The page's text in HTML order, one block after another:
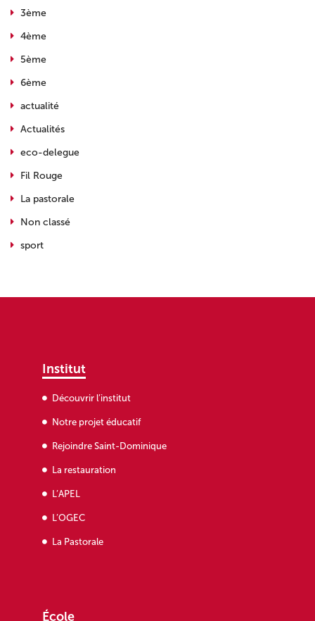
3ème
4ème
5ème
6ème
actualité
Actualités
eco-delegue
Fil Rouge
La pastorale
Non classé
sport
Institut
Découvrir l’institut
Notre projet éducatif
Rejoindre Saint-Dominique
La restauration
L’APEL
L’OGEC
La Pastorale
École